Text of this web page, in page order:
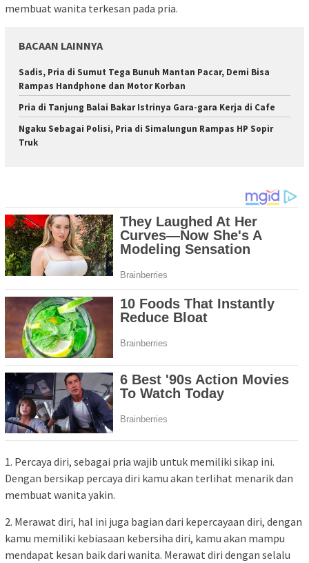
membuat wanita terkesan pada pria.
BACAAN LAINNYA
Sadis, Pria di Sumut Tega Bunuh Mantan Pacar, Demi Bisa
Rampas Handphone dan Motor Korban
Pria di Tanjung Balai Bakar Istrinya Gara-gara Kerja di Cafe
Ngaku Sebagai Polisi, Pria di Simalungun Rampas HP Sopir
Truk
1. Percaya diri, sebagai pria wajib untuk memiliki sikap ini.
Dengan bersikap percaya diri kamu akan terlihat menarik dan
membuat wanita yakin.
2. Merawat diri, hal ini juga bagian dari kepercayaan diri, dengan
kamu memiliki kebiasaan kebersiha diri, kamu akan mampu
mendapat kesan baik dari wanita. Merawat diri dengan selalu